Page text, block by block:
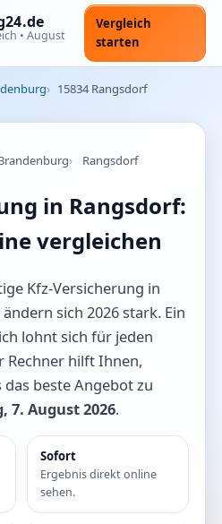
• August
Vergleich
starten
15834 Rangsdorf
Rangsdorf
in Rangsdorf:
vergleichen
Kfz-Versicherung in
sich 2026 stark. Ein
lohnt sich für jeden
Rechner hilft Ihnen,
beste Angebot zu
7. August 2026.
Sofort
Ergebnis direkt online
sehen.